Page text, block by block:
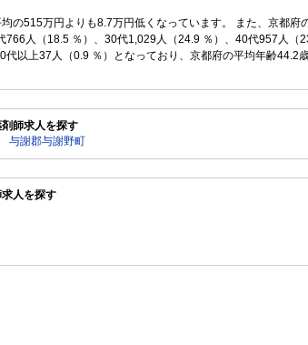
の515万円よりも8.7万円低くなっています。 また、京都府
766人（18.5 ％）、30代1,029人（24.9 ％）、40代957人（
以上37人（0.9 ％）となっており、京都府の平均年齢44.2
師求人を探す
与謝郡与謝野町
人を探す